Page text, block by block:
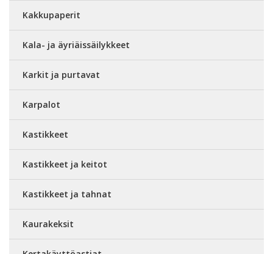
Kakkupaperit
Kala- ja äyriäissäilykkeet
Karkit ja purtavat
Karpalot
Kastikkeet
Kastikkeet ja keitot
Kastikkeet ja tahnat
Kaurakeksit